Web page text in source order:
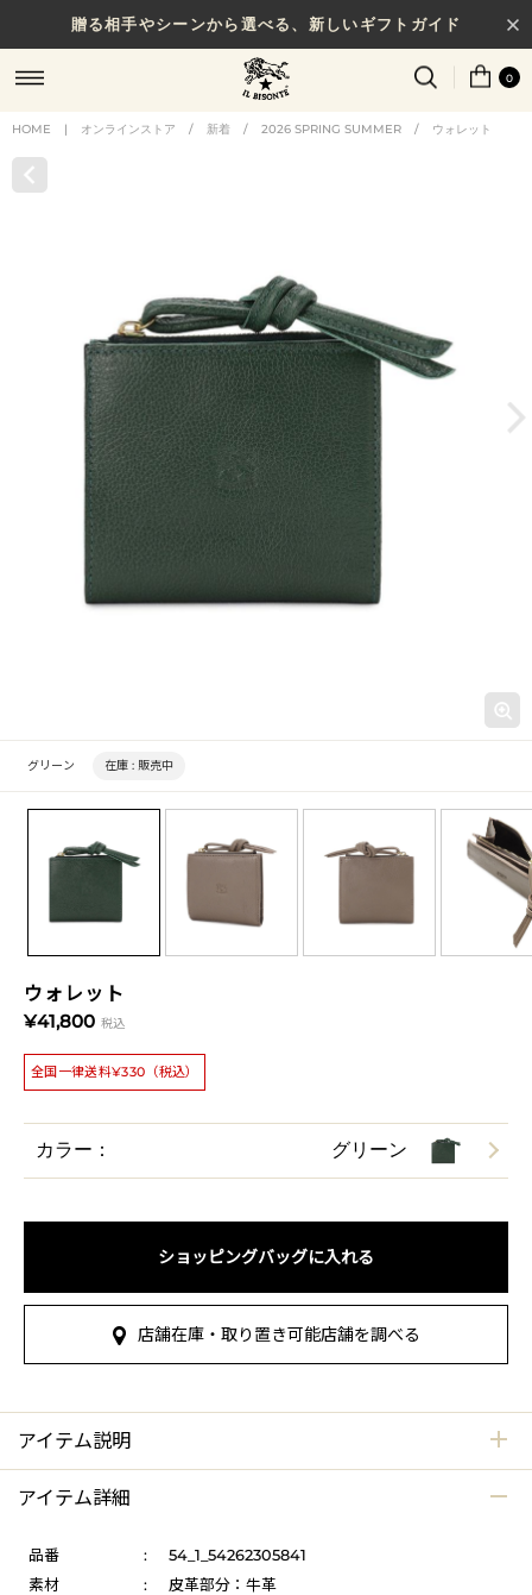
贈る相手やシーンから選べる、新しいギフトガイド
0
HOME | オンラインストア / 新着 / 2026 SPRING SUMMER / ウォレット
ウォレット
¥41,800 税込
全国一律送料¥330（税込）
グリーン 在庫 : 販売中
カラー： グリーン
ショッピングバッグに入れる
店舗在庫・取り置き可能店舗を調べる
アイテム説明
アイテム詳細
品番 :
54_1_54262305841
素材
:
皮革部分：牛革